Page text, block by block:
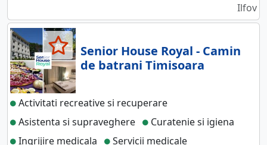
Ilfov
Senior House Royal - Camin
de batrani Timisoara
Activitati recreative si recuperare
Asistenta si supraveghere
Curatenie si igiena
Ingrijire medicala
Servicii medicale